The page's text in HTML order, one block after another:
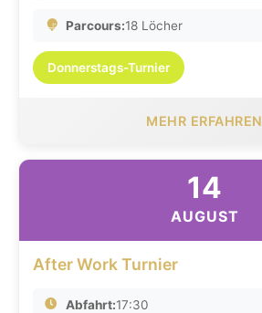
Parcours:18 Löcher
Donnerstags-Turnier
MEHR ERFAHREN
14
AUGUST
After Work Turnier
Abfahrt:17:30